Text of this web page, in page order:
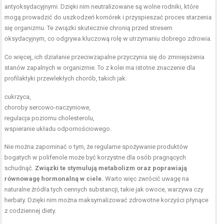
antyoksydacyjnymi. Dzięki nim neutralizowane są wolne rodniki, które
mogą prowadzić do uszkodzeń komórek i przyspieszać proces starzenia
się organizmu. Te związki skutecznie chronią przed stresem
oksydacyjnym, co odgrywa kluczową rolę w utrzymaniu dobrego zdrowia.
Co więcej, ich działanie przeciwzapalne przyczynia się do zmniejszenia
stanów zapalnych w organizmie. To z kolei ma istotne znaczenie dla
profilaktyki przewlekłych chorób, takich jak:
cukrzyca,
choroby sercowo-naczyniowe,
regulacja poziomu cholesterolu,
wspieranie układu odpornościowego.
Nie można zapominać o tym, że regularne spożywanie produktów
bogatych w polifenole może być korzystne dla osób pragnących
schudnąć. Związki te stymulują metabolizm oraz poprawiają
równowagę hormonalną w ciele. Warto więc zwrócić uwagę na
naturalne źródła tych cennych substancji, takie jak owoce, warzywa czy
herbaty. Dzięki nim można maksymalizować zdrowotne korzyści płynące
z codziennej diety.